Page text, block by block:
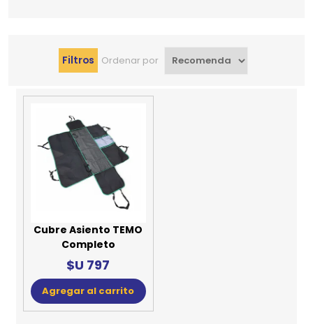
Filtros Ordenar por
Cubre Asiento TEMO
Completo
$U 797
Agregar al carrito